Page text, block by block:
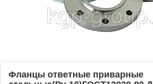
Фланцы ответные приварные